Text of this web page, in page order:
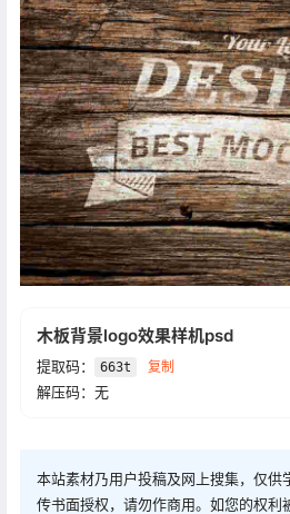
木板背景logo效果样机psd
提取码： 663t 复制
解压码：无
本站素材乃用户投稿及网上搜集，仅供
传书面授权，请勿作商用。如您的权利